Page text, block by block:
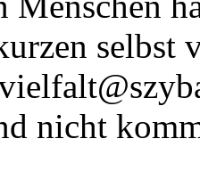
selbst
nicht